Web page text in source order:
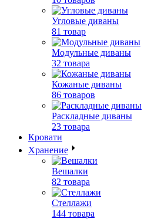
Угловые диваны
81 товар
Модульные диваны
32 товара
Кожаные диваны
86 товаров
Раскладные диваны
23 товара
Кровати
Хранение
Вешалки
82 товара
Стеллажи
144 товара